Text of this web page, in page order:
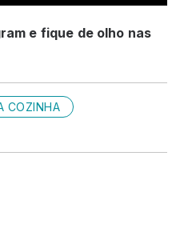
e fique de olho nas
COZINHA